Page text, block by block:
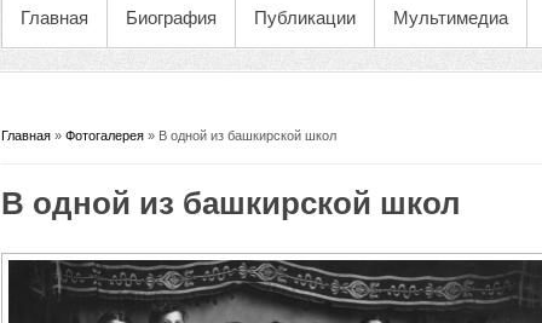
Главная Биография Публикации Мультимедиа
Вы здесь
Главная » Фотогалерея » В одной из башкирской школ
В одной из башкирской школ